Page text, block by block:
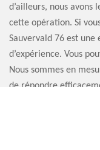
d’ailleurs, nous
cette opération. Si
Sauvervald 76 est une
d’expérience. Vous
Nous sommes en
de répondre